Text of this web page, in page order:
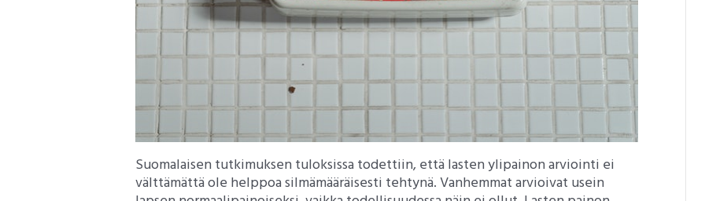
Suomalaisen tutkimuksen tuloksissa todettiin, että lasten ylipainon arviointi ei
välttämättä ole helppoa silmämääräisesti tehtynä. Vanhemmat arvioivat usein